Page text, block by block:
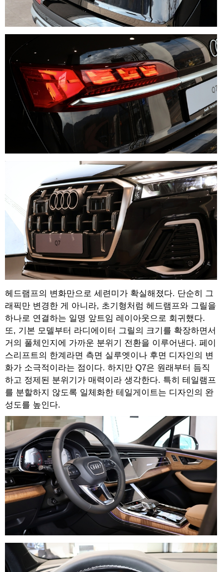
헤드램프의 변화만으로 세련미가 확실해졌다. 단순히 그
래픽만 변경한 게 아니라, 초기형처럼 헤드램프와 그릴을
하나로 연결하는 일명 앞트임 레이아웃으로 회귀했다.
또, 기본 모델부터 라디에이터 그릴의 크기를 확장하면서
거의 풀체인지에 가까운 분위기 전환을 이루어낸다. 페이
스리프트의 한계라면 측면 실루엣이나 후면 디자인의 변
화가 소극적이라는 점이다. 하지만 Q7은 원래부터 듬직
하고 정제된 분위기가 매력이라 생각한다. 특히 테일램프
를 분할하지 않도록 일체화한 테일게이트는 디자인의 완
성도를 높인다.